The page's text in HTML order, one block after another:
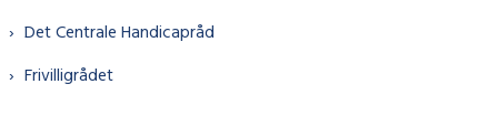
Det Centrale Handicapråd
Frivilligrådet